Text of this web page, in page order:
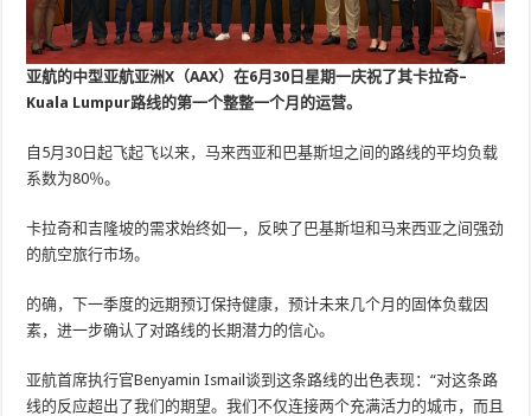
亚航的中型亚航亚洲X（AAX）在6月30日星期一庆祝了其卡拉奇–
Kuala Lumpur路线的第一个整整一个月的运营。
自5月30日起飞起飞以来，马来西亚和巴基斯坦之间的路线的平均负载
系数为80％。
卡拉奇和吉隆坡的需求始终如一，反映了巴基斯坦和马来西亚之间强劲
的航空旅行市场。
的确，下一季度的远期预订保持健康，预计未来几个月的固体负载因
素，进一步确认了对路线的长期潜力的信心。
亚航首席执行官Benyamin Ismail谈到这条路线的出色表现：“对这条路
线的反应超出了我们的期望。我们不仅连接两个充满活力的城市，而且